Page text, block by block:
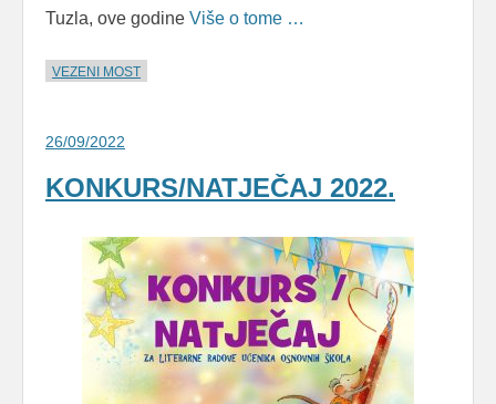
Tuzla, ove godine Više o tome …
VEZENI MOST
26/09/2022
KONKURS/NATJEČAJ 2022.